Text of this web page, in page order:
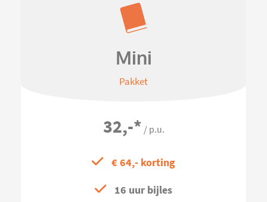
Mini
Pakket
32,-* / p.u.
€ 64,- korting
16 uur bijles